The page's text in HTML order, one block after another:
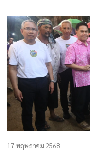
17 พฤษภาคม 2568